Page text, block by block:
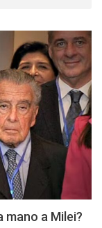
mano a Milei?